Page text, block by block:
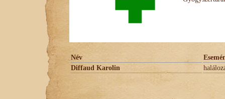
Név
Diffaud Karolin